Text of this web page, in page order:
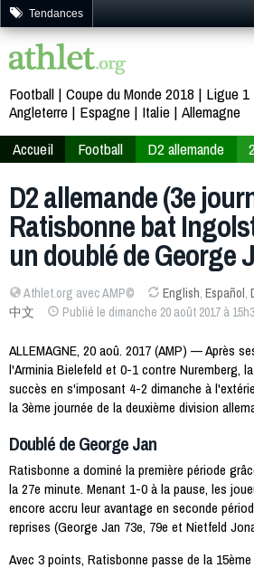
Tendances
Football Coupe du Monde 2018 Ligue 1
Angleterre
Espagne Italie Allemagne
Accueil
Football D2 allemande
D2 allemande (3e
Ratisbonne bat
un doublé de George
Athlet.org avec AMP© English, Español,
中文
Publié le dimanche 20 août 2017 à
ALLEMAGNE, 20 aoû. 2017 (AMP) — Après
l'Arminia Bielefeld et 0-1 contre Nuremberg,
succès en s'imposant 4-2 dimanche à
la 3ème journée de la deuxième division
Doublé de George Jan
Ratisbonne a dominé la première période
la 27e minute. Menant 1-0 à la pause, les
encore accru leur avantage en seconde
reprises (George Jan 73e, 79e et Nietfeld
Avec 3 points, Ratisbonne passe de la